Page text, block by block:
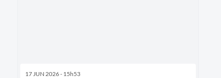
17 JUN 2026 - 15h53